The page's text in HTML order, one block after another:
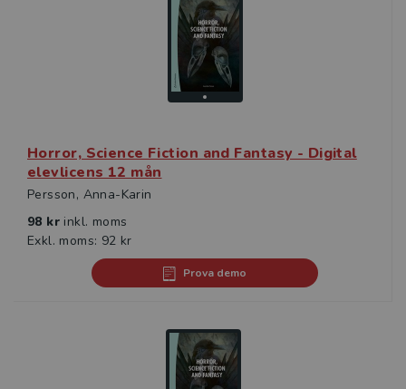
Horror, Science Fiction and Fantasy - Digital
elevlicens 12 mån
Persson, Anna-Karin
98 kr inkl. moms
Exkl. moms: 92 kr
Prova demo